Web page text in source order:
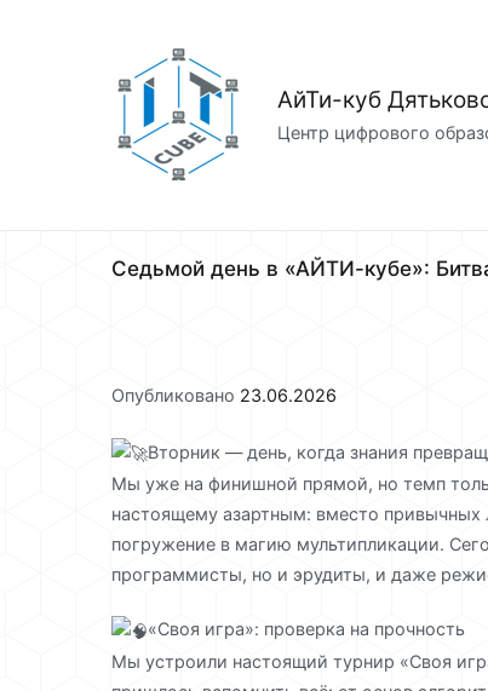
содержимому
АйТи-куб
Центр цифрового
Седьмой день в «АЙТИ-кубе»:
Опубликовано 23.06.2026
Вторник — день, когда знания
Мы уже на финишной прямой, но темп
настоящему азартным: вместо привычных
погружение в магию мультипликации.
программисты, но и эрудиты, и даже
«Своя игра»: проверка на прочность
Мы устроили настоящий турнир «Своя